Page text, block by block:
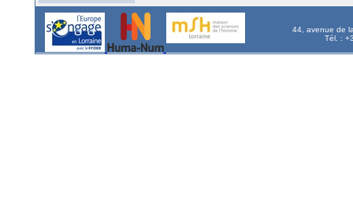
44, avenue de
Tél. :